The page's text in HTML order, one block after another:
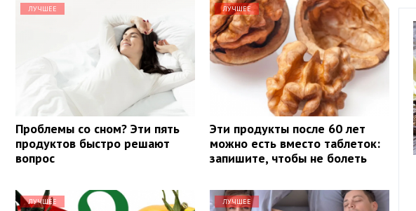
ЛУЧШЕЕ
Проблемы со сном? Эти пять
продуктов быстро решают
вопрос
ЛУЧШЕЕ
Эти продукты после 60 лет
можно есть вместо таблеток:
запишите, чтобы не болеть
ЛУЧШЕЕ ЛУЧШЕЕ